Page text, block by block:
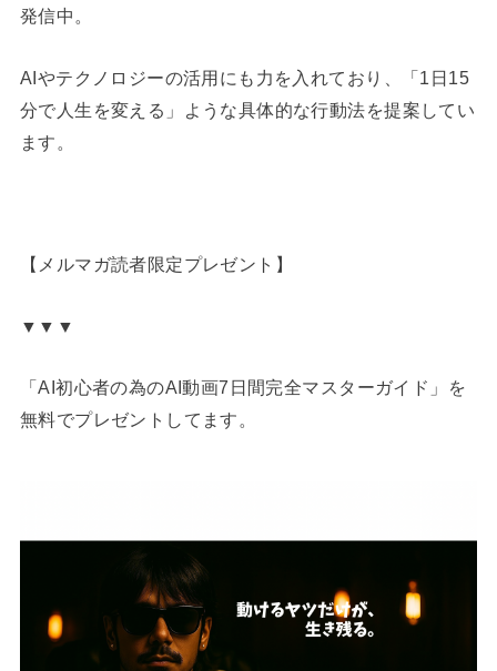
発信中。
AIやテクノロジーの活用にも力を入れており、「1日15
分で人生を変える」ような具体的な行動法を提案してい
ます。
【メルマガ読者限定プレゼント】
▼▼▼
「AI初心者の為のAI動画7日間完全マスターガイド」を
無料でプレゼントしてます。